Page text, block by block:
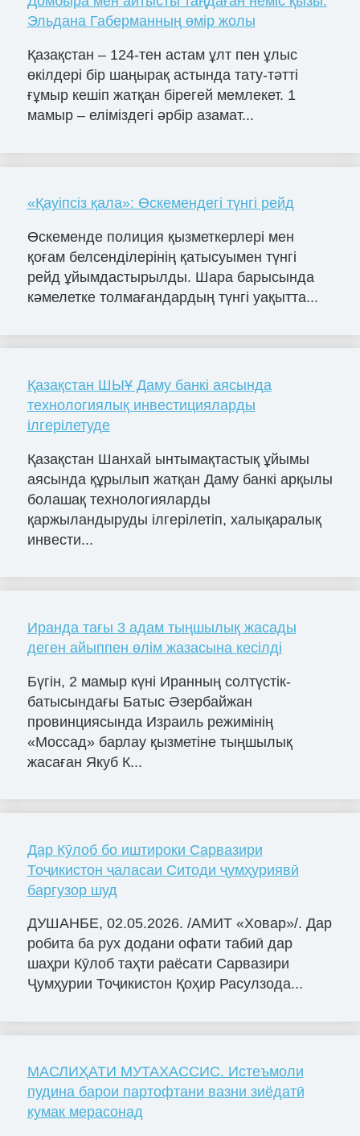
Эльдана Габерманның өмір жолы
Қазақстан – 124-тен астам ұлт пен ұлыс
өкілдері бір шаңырақ астында тату-тәтті
ғұмыр кешіп жатқан бірегей мемлекет. 1
мамыр – еліміздегі әрбір азамат...
«Қауіпсіз қала»: Өскемендегі түнгі рейд
Өскеменде полиция қызметкерлері мен
қоғам белсенділерінің қатысуымен түнгі
рейд ұйымдастырылды. Шара барысында
кәмелетке толмағандардың түнгі уақытта...
Қазақстан ШЫҰ Даму банкі аясында
технологиялық инвестицияларды
ілгерілетуде
Қазақстан Шанхай ынтымақтастық ұйымы
аясында құрылып жатқан Даму банкі арқылы
болашақ технологияларды
қаржыландыруды ілгерілетіп, халықаралық
инвести...
Иранда тағы 3 адам тыңшылық жасады
деген айыппен өлім жазасына кесілді
Бүгін, 2 мамыр күні Иранның солтүстік-
батысындағы Батыс Әзербайжан
провинциясында Израиль режимінің
«Моссад» барлау қызметіне тыңшылық
жасаған Якуб К...
Дар Кӯлоб бо иштироки Сарвазири
Тоҷикистон ҷаласаи Ситоди ҷумҳуриявӣ
баргузор шуд
ДУШАНБЕ, 02.05.2026. /АМИТ «Ховар»/. Дар
робита ба рух додани офати табиӣ дар
шаҳри Кӯлоб таҳти раёсати Сарвазири
Ҷумҳурии Тоҷикистон Қоҳир Расулзода...
МАСЛИҲАТИ МУТАХАССИС. Истеъмоли
пудина барои партофтани вазни зиёдатӣ
кумак мерасонад